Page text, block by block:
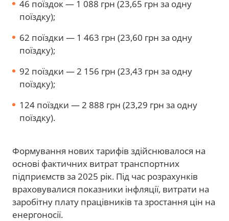
46 поїздок — 1 088 грн (23,65 грн за одну
поїздку);
62 поїздки — 1 463 грн (23,60 грн за одну
поїздку);
92 поїздки — 2 156 грн (23,43 грн за одну
поїздку);
124 поїздки — 2 888 грн (23,29 грн за одну
поїздку).
Формування нових тарифів здійснювалося на
основі фактичних витрат транспортних
підприємств за 2025 рік. Під час розрахунків
враховувалися показники інфляції, витрати на
заробітну плату працівників та зростання цін на
енергоносії.